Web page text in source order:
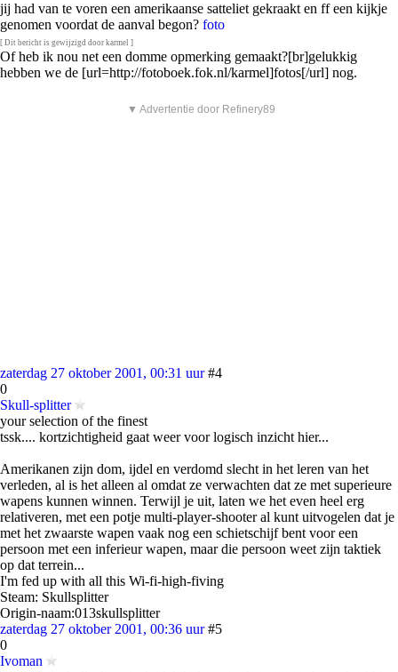
jij had van te voren een amerikaanse satteliet gekraakt en ff een kijkje
genomen voordat de aanval begon? foto
[ Dit bericht is gewijzigd door karmel ]
Of heb ik nou net een domme opmerking gemaakt?[br]gelukkig
hebben we de [url=http://fotoboek.fok.nl/karmel]fotos[/url] nog.
▼ Advertentie door Refinery89
zaterdag 27 oktober 2001, 00:31 uur #4
0
Skull-splitter
your selection of the finest
tssk.... kortzichtigheid gaat weer voor logisch inzicht hier...
Amerikanen zijn dom, ijdel en verdomd slecht in het leren van het
verleden, al is het alleen al omdat ze verwachten dat ze met superieure
wapens kunnen winnen. Terwijl je uit, laten we het even heel erg
relativeren, met een potje multi-player-shooter al kunt uitvogelen dat je
met het zwaarste wapen vaak nog een schietschijf bent voor een
persoon met een inferieur wapen, maar die persoon weet zijn taktiek
op dat terrein...
I'm fed up with all this Wi-fi-high-fiving
Steam: Skullsplitter
Origin-naam:013skullsplitter
zaterdag 27 oktober 2001, 00:36 uur #5
0
Ivoman